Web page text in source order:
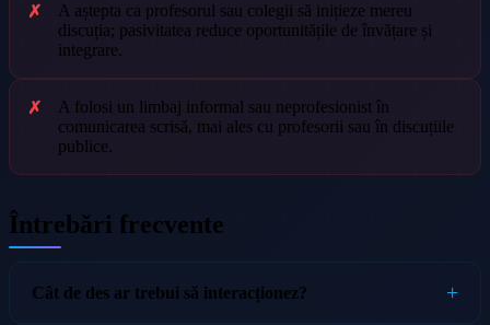
A aștepta ca profesorul sau colegii să inițieze mereu
discuția; pasivitatea reduce oportunitățile de învățare și
integrare.
A folosi un limbaj informal sau neprofesionist în
comunicarea scrisă, mai ales cu profesorii sau în discuțiile
publice.
Întrebări frecvente
Cât de des ar trebui să interacționez?